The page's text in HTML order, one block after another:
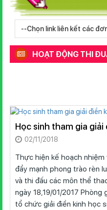
HOẠT ĐỘNG THI
Học sinh tham gia
02/11/2018
Thực hiện kế hoạch nhiệm
đẩy mạnh phong trào rèn
và thi đấu các môn thể
ngày 18,19/01/2017 Phòng
tổ chức giải điền kinh học